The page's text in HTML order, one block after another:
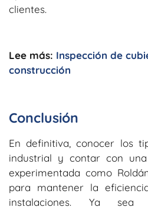
clientes.
Lee más: Inspección de
construcción
Conclusión
En definitiva, conocer los
industrial y contar con
experimentada como
para mantener la
instalaciones. Ya